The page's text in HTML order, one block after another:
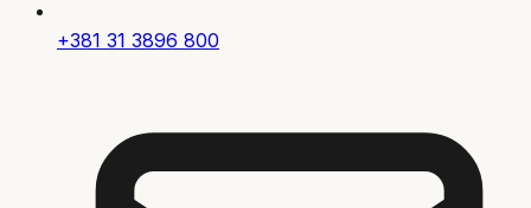
+381 31 3896 800